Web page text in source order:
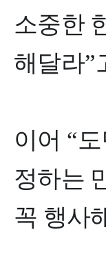
소중한
해달라”
이어 “
정하는
꼭 행사